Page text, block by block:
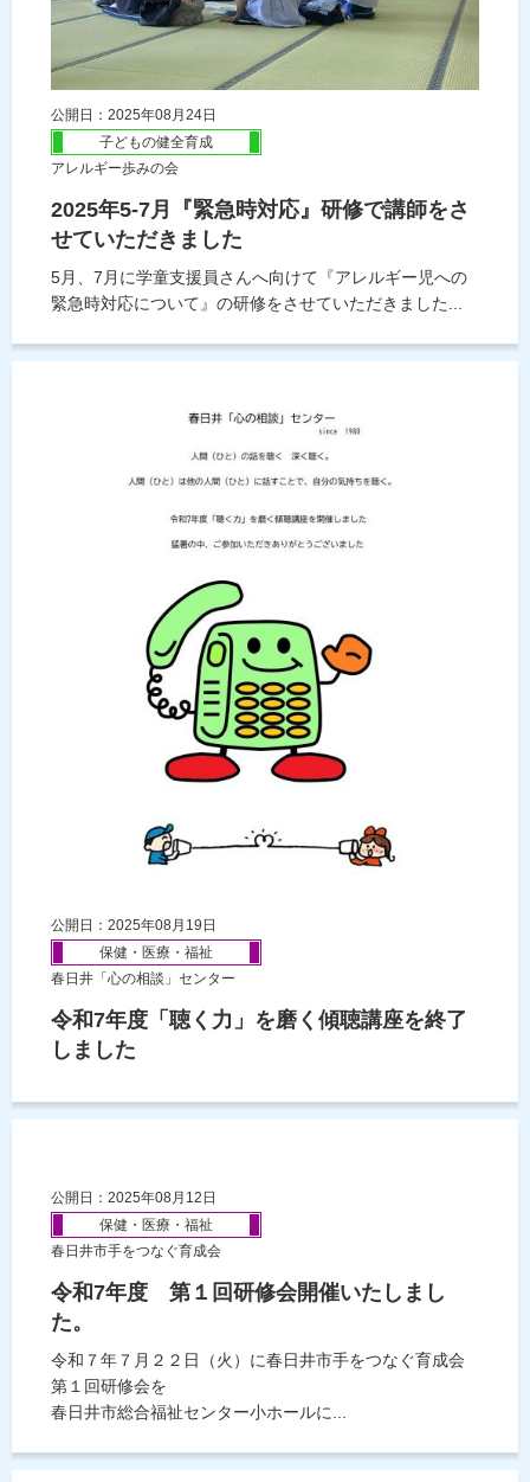
公開日：2025年08月24日
子どもの健全育成
アレルギー歩みの会
2025年5-7月『緊急時対応』研修で講師をさ
せていただきました
5月、7月に学童支援員さんへ向けて『アレルギー児への
緊急時対応について』の研修をさせていただきました...
公開日：2025年08月19日
保健・医療・福祉
春日井「心の相談」センター
令和7年度「聴く力」を磨く傾聴講座を終了
しました
公開日：2025年08月12日
保健・医療・福祉
春日井市手をつなぐ育成会
令和7年度 第１回研修会開催いたしまし
た。
令和７年７月２２日（火）に春日井市手をつなぐ育成会
第１回研修会を
春日井市総合福祉センター小ホールに...